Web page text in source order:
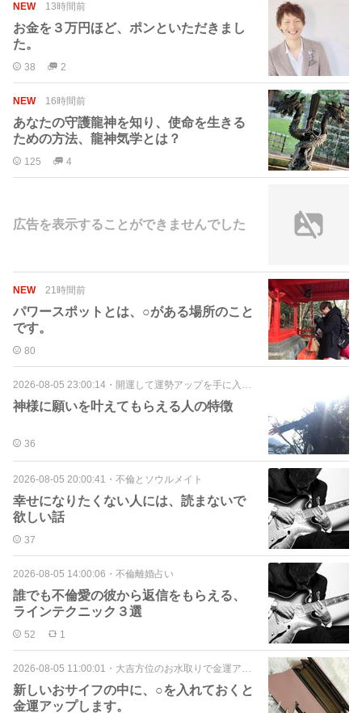
NEW 13時間前
お金を３万円ほど、ポンといただきまし
た。
38 2
NEW 16時間前
あなたの守護龍神を知り、使命を生きる
ための方法、龍神気学とは？
125 4
広告を表示することができませんでした
NEW 21時間前
パワースポットとは、○がある場所のこと
です。
80
2026-08-05 23:00:14 ・ 開運して運勢アップを手に入れる方法
神様に願いを叶えてもらえる人の特徴
36
2026-08-05 20:00:41 ・ 不倫とソウルメイト
幸せになりたくない人には、読まないで
欲しい話
37
2026-08-05 14:00:06 ・ 不倫離婚占い
誰でも不倫愛の彼から返信をもらえる、
ラインテクニック３選
52 1
2026-08-05 11:00:01 ・ 大吉方位のお水取りで金運アップ
新しいおサイフの中に、○を入れておくと
金運アップします。